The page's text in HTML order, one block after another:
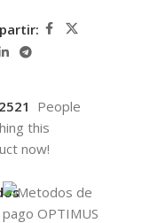
People
this
now!